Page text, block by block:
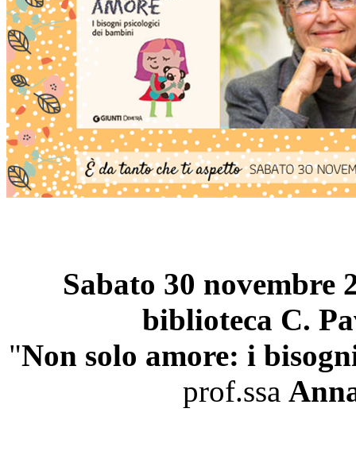
Sabato 30 novembre
biblioteca C.
"Non solo amore: i
prof.ssa